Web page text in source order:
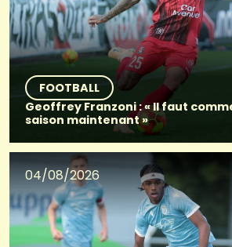
FOOTBALL
Geoffrey Franzoni : « Il faut
saison maintenant »
04/08/2026